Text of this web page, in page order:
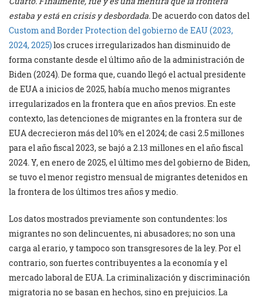
estaba y está en crisis y desbordada.De acuerdo con datos del
Custom and Border Protection del gobierno de EAU (2023,
2024, 2025)los cruces irregularizados han disminuido de
forma constante desde el último año de la administración de
Biden (2024). De forma que, cuando llegó el actual presidente
de EUA a inicios de 2025, había mucho menos migrantes
irregularizados en la frontera que en años previos. En este
contexto, las detenciones de migrantes en la frontera sur de
EUA decrecieron más del 10% en el 2024; de casi 2.5 millones
para el año fiscal 2023, se bajó a 2.13 millones en el año fiscal
2024. Y, en enero de 2025, el último mes del gobierno de Biden,
se tuvo el menor registro mensual de migrantes detenidos en
la frontera de los últimos tres años y medio.
Los datos mostrados previamente son contundentes: los
migrantes no son delincuentes, ni abusadores; no son una
carga al erario, y tampoco son transgresores de la ley. Por el
contrario, son fuertes contribuyentes a la economía y el
mercado laboral de EUA. La criminalización y discriminación
migratoria no se basan en hechos, sino en prejuicios. La